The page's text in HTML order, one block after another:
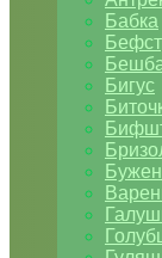
Бабка
Бигус